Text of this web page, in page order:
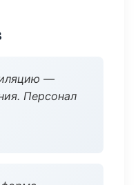
—
Персонал